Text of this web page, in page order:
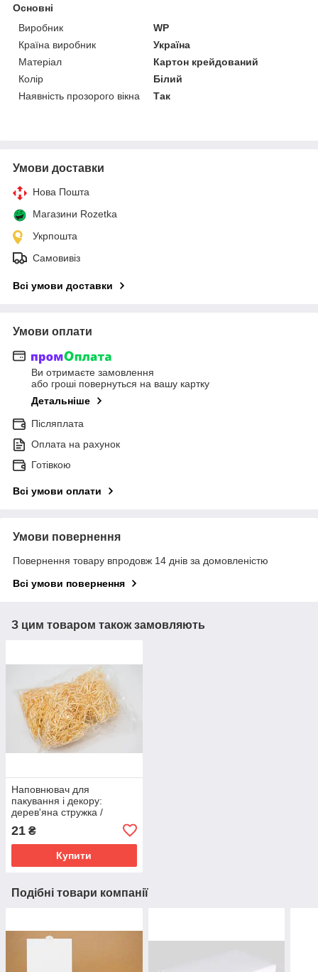
Основні
Виробник
WP
Країна виробник
Україна
Матеріал
Картон крейдований
Колір
Білий
Наявність прозорого вікна
Так
Умови доставки
Нова Пошта
Магазини Rozetka
Укрпошта
Самовивіз
Всі умови доставки
Умови оплати
Ви отримаєте замовлення
або гроші повернуться на вашу картку
Детальніше
Післяплата
Оплата на рахунок
Готівкою
Всі умови оплати
Умови повернення
Повернення товару впродовж 14 днів за домовленістю
Всі умови повернення
З цим товаром також замовляють
Наповнювач для
пакування і декору:
дерев'яна стружка /
дерев'яна вовна/, фасовка
50 грам
21 ₴
Купити
Подібні товари компанії